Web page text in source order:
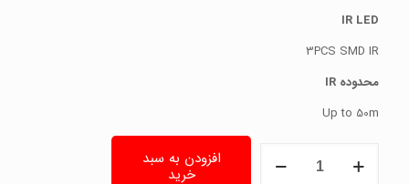
IR LED
3PCS SMD IR
محدوده IR
Up to 50m
مداربسته
افزودن به سبد
خرید